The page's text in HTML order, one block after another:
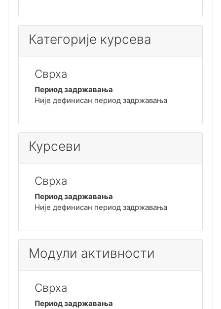
Категорије курсева
Сврха
Период задржавања
Није дефинисан период задржавања
Курсеви
Сврха
Период задржавања
Није дефинисан период задржавања
Модули активности
Сврха
Период задржавања